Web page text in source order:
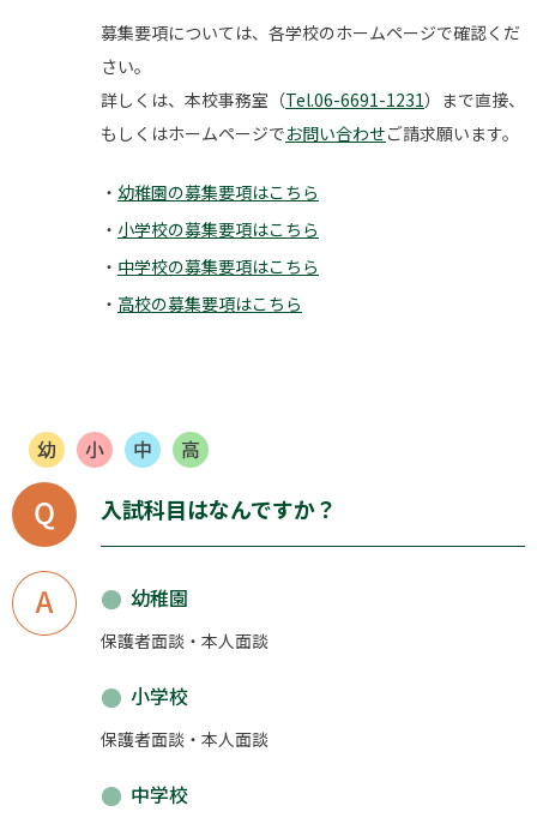
募集要項については、各学校のホームページで確認くだ
さい。
詳しくは、本校事務室（Tel.06-6691-1231）まで直接、
もしくはホームページでお問い合わせご請求願います。
幼稚園の募集要項はこちら
小学校の募集要項はこちら
中学校の募集要項はこちら
高校の募集要項はこちら
入試科目はなんですか？
幼稚園
保護者面談・本人面談
小学校
保護者面談・本人面談
中学校